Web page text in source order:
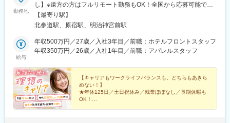
勤務地
し】※遠方の方はフルリモート勤務もOK！全国から応募可能で
す！※研修は本社（東京）にて実施■本社東京都渋谷区千駄ヶ谷3-
51-10 PORTALPOINT HARAJUKU FD-13＜アクセス＞・東京メ
線「千駄ヶ谷駅」より徒歩8分・都営地下鉄「国立競技場駅」A4
出口より徒歩8分＝＝＝＝＝＝＝＝＞＞★check！◎安心して上京
越し支援・家賃補助などをサポートします。◎独り立ち後はリモ
ートワークが可能週3日リモートワークの先輩も。遠方の方はフル
リモート勤務もOK！ライフステージの変化に合わせて、柔軟な働
き方ができます。
【最寄り駅】
北参道駅、原宿駅、明治神宮前駅
給与
年収500万円／27歳／入社3年目／前職：ホテルフロントスタッフ
年収350万円／26歳／入社1年目／前職：アパレルスタッフ
【キャリアもワークライフバランスも。どちらもあきら
めない！】
★年休125日／土日祝休み／残業ほぼなし／長期休暇も
OK！